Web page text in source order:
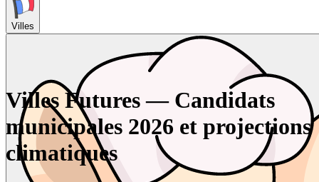
Villes
Villes Futures — Candidats
municipales 2026 et projections
climatiques